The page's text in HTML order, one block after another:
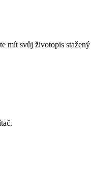
svůj životopis